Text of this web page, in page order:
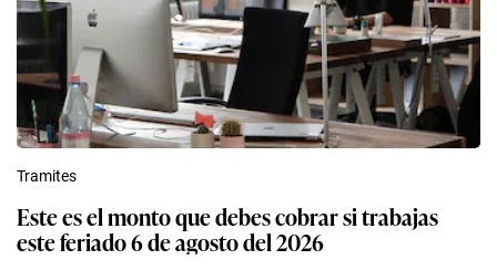
Tramites
Este es el monto que debes cobrar si trabajas
este feriado 6 de agosto del 2026